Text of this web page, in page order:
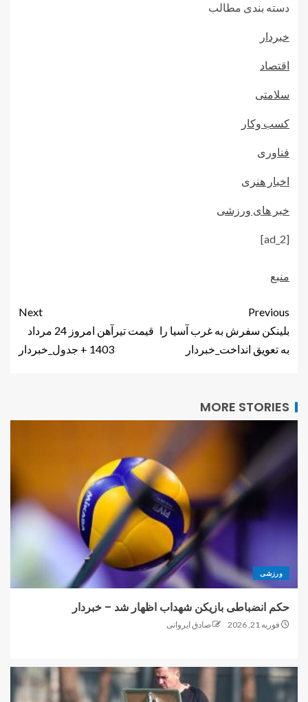
دسته بندی مطالب
خبردار
اقتصاد
سلامتی
کسب وکار
فناوری
اخبار هنری
خبر های ورزشی
[ad_2]
منبع
Previous
بلینکن سفرش به غرب آسیا را
به تعویق انداخت_خبردار
Next
قیمت تیرآهن امروز 24 مرداد
1403 + جدول_خبردار
MORE STORIES
ورزشی
حکم انضباطی بازیکن شهداب اظهار شد – خبردار
فوریه 21, 2026 صادق ایروانی